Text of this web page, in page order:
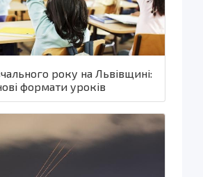
року на Львівщині:
формати уроків